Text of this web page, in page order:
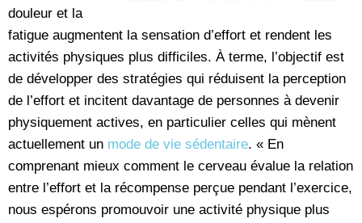
douleur et la
fatigue augmentent la sensation d’effort et rendent les
activités physiques plus difficiles. À terme, l’objectif est
de développer des stratégies qui réduisent la perception
de l’effort et incitent davantage de personnes à devenir
physiquement actives, en particulier celles qui mènent
actuellement un mode de vie sédentaire. « En
comprenant mieux comment le cerveau évalue la relation
entre l’effort et la récompense perçue pendant l’exercice,
nous espérons promouvoir une activité physique plus